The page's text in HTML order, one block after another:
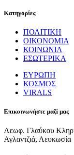
Κατηγορίες
ΠΟΛΙΤΙΚΗ
ΟΙΚΟΝΟΜΙΑ
ΚΟΙΝΩΝΙΑ
ΕΣΩΤΕΡΙΚΑ
ΕΥΡΩΠΗ
ΚΟΣΜΟΣ
VIRALS
Επικοινωνήστε μαζί μας
Λεωφ. Γλαύκου
Αγλαντζιά, Λευκωσία